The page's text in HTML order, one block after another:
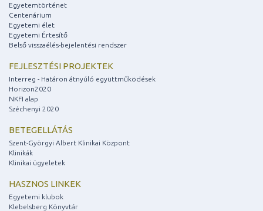
Egyetemtörténet
Centenárium
Egyetemi élet
Egyetemi Értesítő
Belső visszaélés-bejelentési rendszer
FEJLESZTÉSI PROJEKTEK
Interreg - Határon átnyúló együttműködések
Horizon2020
NKFI alap
Széchenyi 2020
BETEGELLÁTÁS
Szent-Györgyi Albert Klinikai Központ
Klinikák
Klinikai ügyeletek
HASZNOS LINKEK
Egyetemi klubok
Klebelsberg Könyvtár